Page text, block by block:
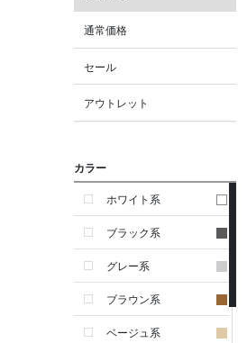
通常価格
セール
アウトレット
カラー
ホワイト系
ブラック系
グレー系
ブラウン系
ベージュ系